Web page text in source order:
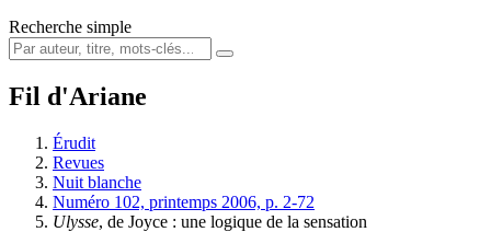
Recherche simple
Fil d'Ariane
Érudit
Revues
Nuit blanche
Numéro 102, printemps 2006, p. 2-72
Ulysse, de Joyce : une logique de la sensation